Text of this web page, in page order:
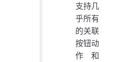
支持几
乎所有
的关联
按钮动
作和